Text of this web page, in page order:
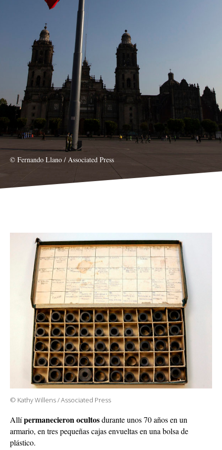
© Fernando Llano / Associated Press
© Kathy Willens / Associated Press
Allípermanecieron ocultosdurante unos 70 años en un
armario, en tres pequeñas cajas envueltas en una bolsa de
plástico.